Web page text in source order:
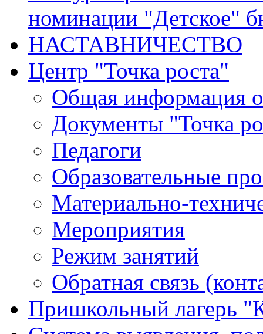
номинации "Детское"
НАСТАВНИЧЕСТВО
Центр "Точка роста"
Общая информация о
Документы "Точка
Педагоги
Образовательные
Материально-
Мероприятия
Режим занятий
Обратная связь
Пришкольный лагерь